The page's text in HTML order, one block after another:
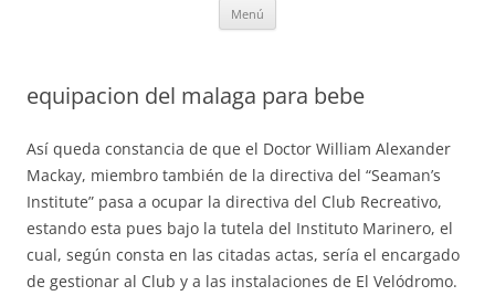
Menú
equipacion del malaga para bebe
Así queda constancia de que el Doctor William Alexander
Mackay, miembro también de la directiva del “Seaman’s
Institute” pasa a ocupar la directiva del Club Recreativo,
estando esta pues bajo la tutela del Instituto Marinero, el
cual, según consta en las citadas actas, sería el encargado
de gestionar al Club y a las instalaciones de El Velódromo.